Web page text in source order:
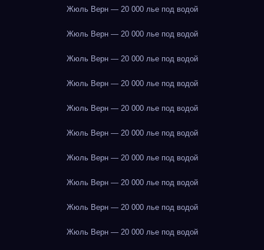
Жюль Верн — 20 000 лье под водой
Жюль Верн — 20 000 лье под водой
Жюль Верн — 20 000 лье под водой
Жюль Верн — 20 000 лье под водой
Жюль Верн — 20 000 лье под водой
Жюль Верн — 20 000 лье под водой
Жюль Верн — 20 000 лье под водой
Жюль Верн — 20 000 лье под водой
Жюль Верн — 20 000 лье под водой
Жюль Верн — 20 000 лье под водой